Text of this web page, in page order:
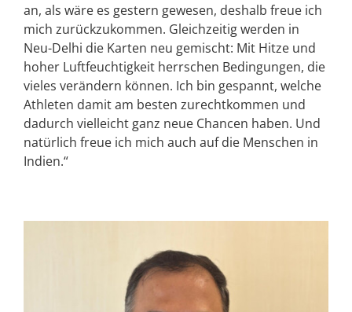
an, als wäre es gestern gewesen, deshalb freue ich
mich zurückzukommen. Gleichzeitig werden in
Neu-Delhi die Karten neu gemischt: Mit Hitze und
hoher Luftfeuchtigkeit herrschen Bedingungen, die
vieles verändern können. Ich bin gespannt, welche
Athleten damit am besten zurechtkommen und
dadurch vielleicht ganz neue Chancen haben. Und
natürlich freue ich mich auch auf die Menschen in
Indien.“